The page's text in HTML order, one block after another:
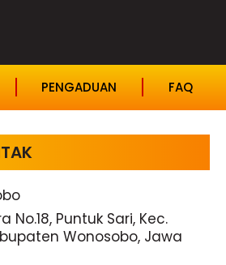
PENGADUAN FAQ
No.18, Puntuk Sari, Kec.
Wonosobo, Jawa